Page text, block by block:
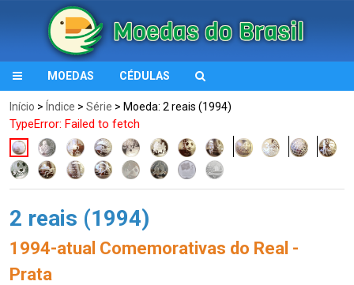
MOEDAS CÉDULAS
Início > Índice > Série > Moeda: 2 reais (1994)
TypeError: Failed to fetch
2 reais (1994)
1994-atual Comemorativas do Real -
Prata